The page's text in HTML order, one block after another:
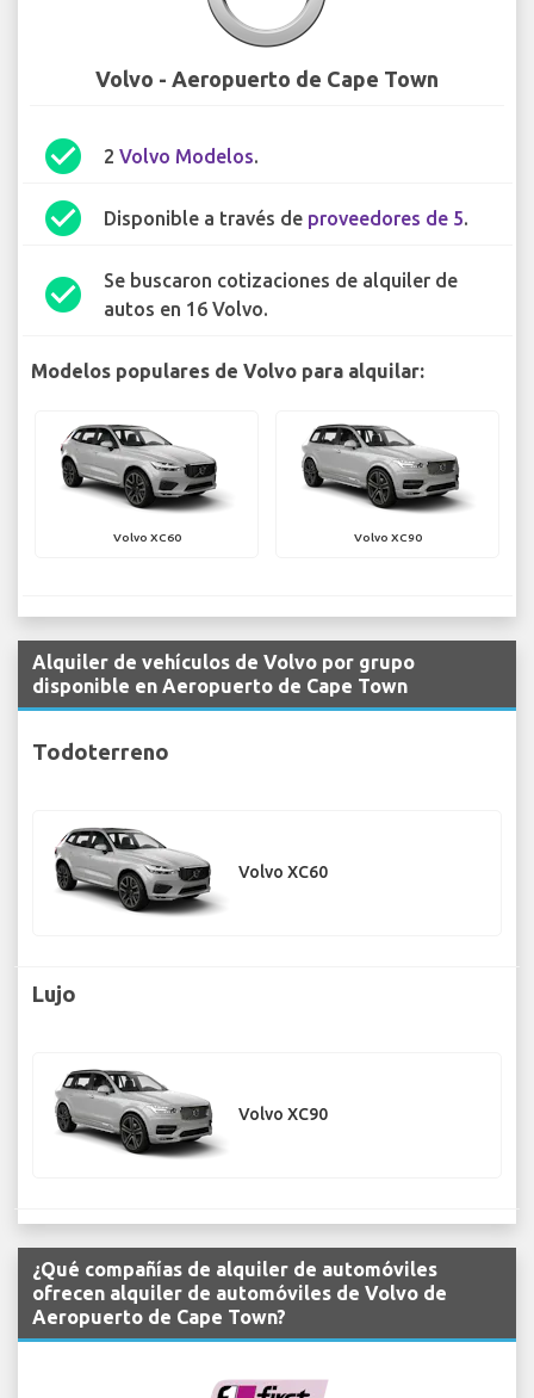
Volvo - Aeropuerto de Cape Town
check_circle 2 Volvo Modelos.
check_circle Disponible a través de proveedores de 5.
check_circle
Se buscaron cotizaciones de alquiler de
autos en 16 Volvo.
Modelos populares de Volvo para alquilar:
Volvo XC60 Volvo XC90
Alquiler de vehículos de Volvo por grupo
disponible en Aeropuerto de Cape Town
Todoterreno
Volvo XC60
Lujo
Volvo XC90
¿Qué compañías de alquiler de automóviles
ofrecen alquiler de automóviles de Volvo de
Aeropuerto de Cape Town?